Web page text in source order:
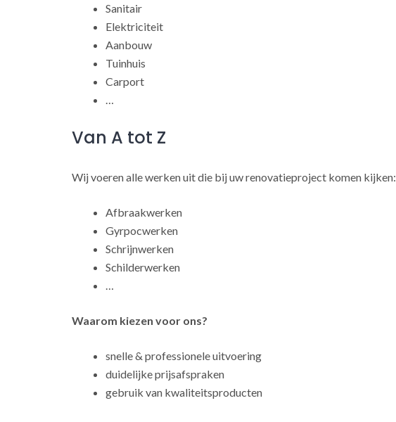
Sanitair
Elektriciteit
Aanbouw
Tuinhuis
Carport
Van A tot Z
Wij voeren alle werken uit die bij uw renovatieproject komen kijken:
Afbraakwerken
Gyrpocwerken
Schrijnwerken
Schilderwerken
Waarom kiezen voor ons?
snelle & professionele uitvoering
duidelijke prijsafspraken
gebruik van kwaliteitsproducten